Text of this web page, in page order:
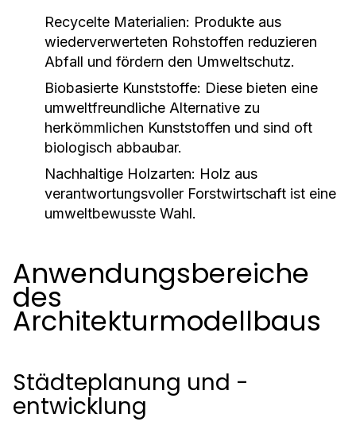
Recycelte Materialien: Produkte aus
wiederverwerteten Rohstoffen reduzieren
Abfall und fördern den Umweltschutz.
Biobasierte Kunststoffe: Diese bieten eine
umweltfreundliche Alternative zu
herkömmlichen Kunststoffen und sind oft
biologisch abbaubar.
Nachhaltige Holzarten: Holz aus
verantwortungsvoller Forstwirtschaft ist eine
umweltbewusste Wahl.
Anwendungsbereiche
des
Architekturmodellbaus
Städteplanung und -
entwicklung